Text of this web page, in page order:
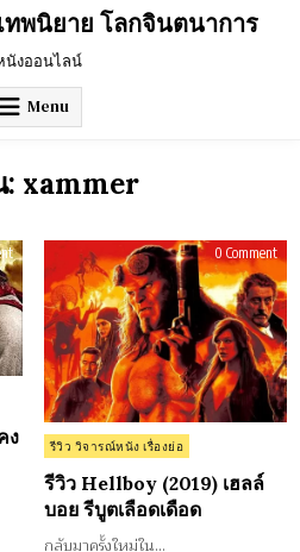
ทพนิยาย โลกจินตนาการ
นังออนไลน์
Menu
: xammer
on
รีวิว
Wukong
(2017)
หงอ
คง
กำเนิด
เทพเจ้า
วานร
ง
0 Commenton
รีวิว
เฮ
ลล์
บอ
รี
บูต
เลื
เดื
Posted
in
รีวิว วิจารณ์หนัง เรื่องย่อ
รีวิว Hellboy (2019) เฮลล์
บอย รีบูตเลือดเดือด
กลับมาครั้งใหม่ใน…